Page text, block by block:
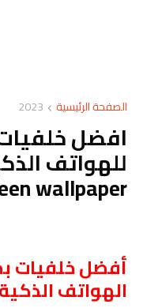
الصفحة الرئيسية 2023
افضل
للهواتف
wallpaper
أفضل خلفيات
الهواتف الذكية